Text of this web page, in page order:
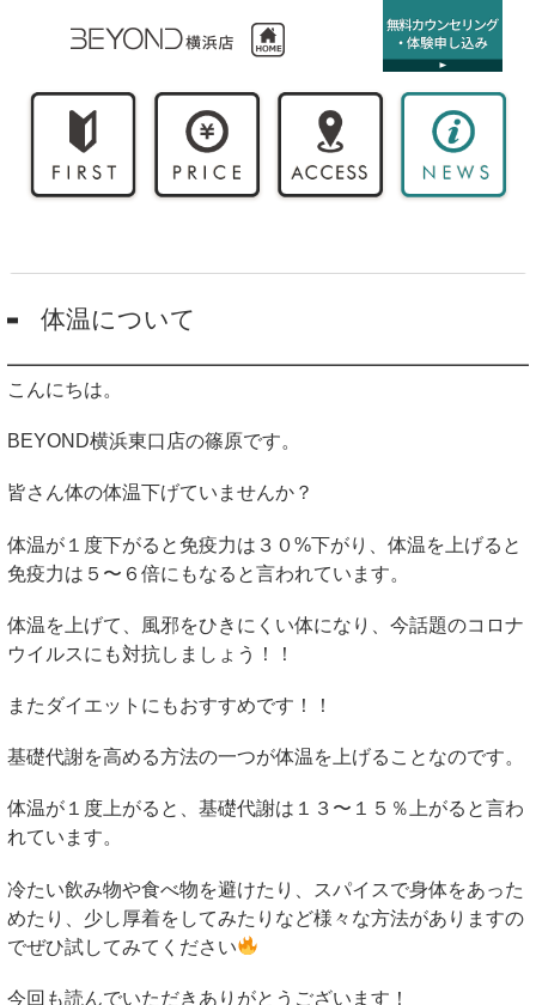
体温について
こんにちは。
BEYOND横浜東口店の篠原です。
皆さん体の体温下げていませんか？
体温が１度下がると免疫力は３０%下がり、体温を上げると
免疫力は５〜６倍にもなると言われています。
体温を上げて、風邪をひきにくい体になり、今話題のコロナ
ウイルスにも対抗しましょう！！
またダイエットにもおすすめです！！
基礎代謝を高める方法の一つが体温を上げることなのです。
体温が１度上がると、基礎代謝は１３〜１５％上がると言わ
れています。
冷たい飲み物や食べ物を避けたり、スパイスで身体をあった
めたり、少し厚着をしてみたりなど様々な方法がありますの
でぜひ試してみてください
今回も読んでいただきありがとうございます！